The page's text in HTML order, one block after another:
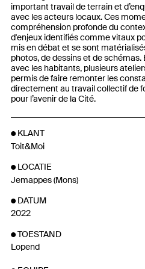
important travail de terrain et
avec les acteurs locaux. Ces
compréhension profonde du
d'enjeux identifiés comme vitaux
mis en débat et se sont
photos, de dessins et de
avec les habitants, plusieurs
permis de faire remonter les
directement au travail collectif de
pour l’avenir de la Cité.
KLANT
Toit&Moi
LOCATIE
Jemappes (Mons)
DATUM
2022
TOESTAND
Lopend